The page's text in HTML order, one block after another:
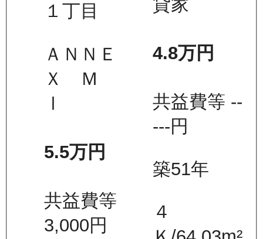
１丁目
ＡＮＮＥ
Ｘ Ｍ
Ⅰ
5.5万円
共益費等
3,000円
貸家
4.8万円
共益費等 --
---円
築51年
４